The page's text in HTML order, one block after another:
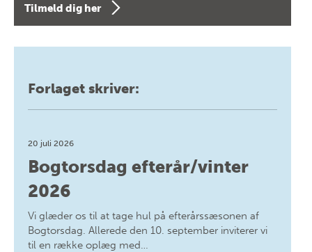
Tilmeld dig her
Forlaget skriver:
20 juli 2026
Bogtorsdag efterår/vinter
2026
Vi glæder os til at tage hul på efterårssæsonen af
Bogtorsdag. Allerede den 10. september inviterer vi
til en række oplæg med…